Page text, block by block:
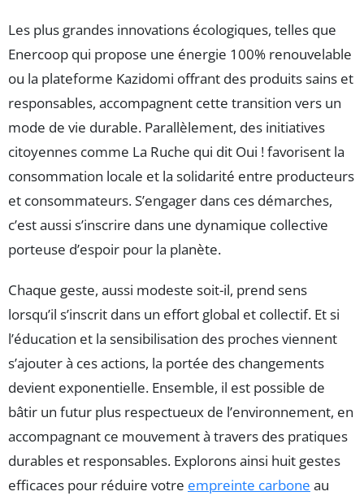
Les plus grandes innovations écologiques, telles que
Enercoop qui propose une énergie 100% renouvelable
ou la plateforme Kazidomi offrant des produits sains et
responsables, accompagnent cette transition vers un
mode de vie durable. Parallèlement, des initiatives
citoyennes comme La Ruche qui dit Oui ! favorisent la
consommation locale et la solidarité entre producteurs
et consommateurs. S’engager dans ces démarches,
c’est aussi s’inscrire dans une dynamique collective
porteuse d’espoir pour la planète.
Chaque geste, aussi modeste soit-il, prend sens
lorsqu’il s’inscrit dans un effort global et collectif. Et si
l’éducation et la sensibilisation des proches viennent
s’ajouter à ces actions, la portée des changements
devient exponentielle. Ensemble, il est possible de
bâtir un futur plus respectueux de l’environnement, en
accompagnant ce mouvement à travers des pratiques
durables et responsables. Explorons ainsi huit gestes
efficaces pour réduire votre empreinte carbone au